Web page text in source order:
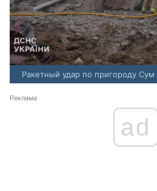
Ракетный удар по пригороду Сум
Реклама
ad